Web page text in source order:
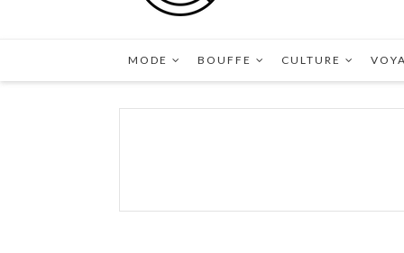
MODE BOUFFE CULTURE